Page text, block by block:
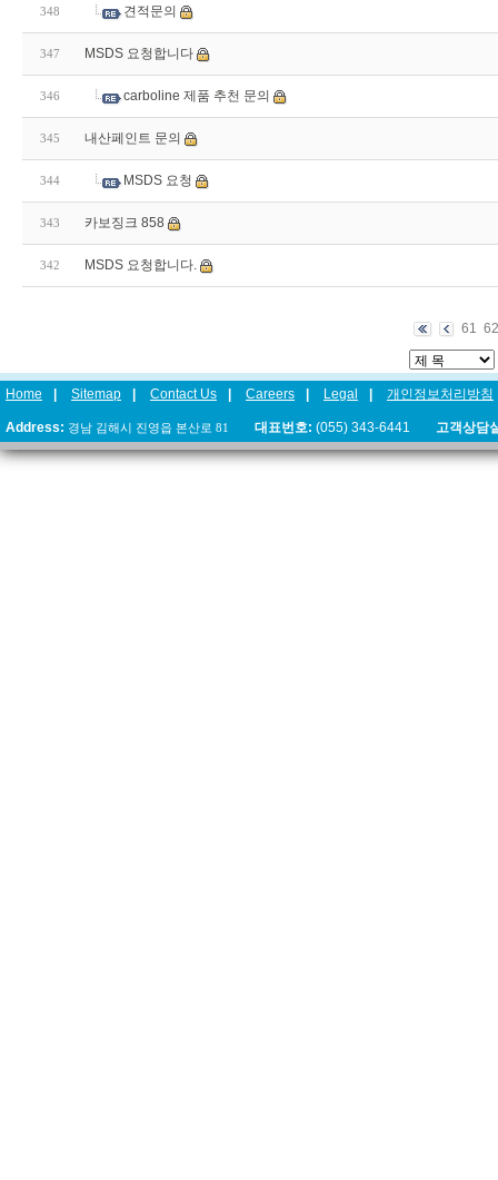
348 견적문의
347 MSDS 요청합니다
346 carboline 제품 추천 문의
345 내산페인트 문의
344 MSDS 요청
343 카보징크 858
342 MSDS 요청합니다.
61 62
Home Sitemap Contact Us Careers Legal 개인정보처리방침
Address: 경남 김해시 진영읍 본산로 81 대표번호: (055) 343-6441 고객상담